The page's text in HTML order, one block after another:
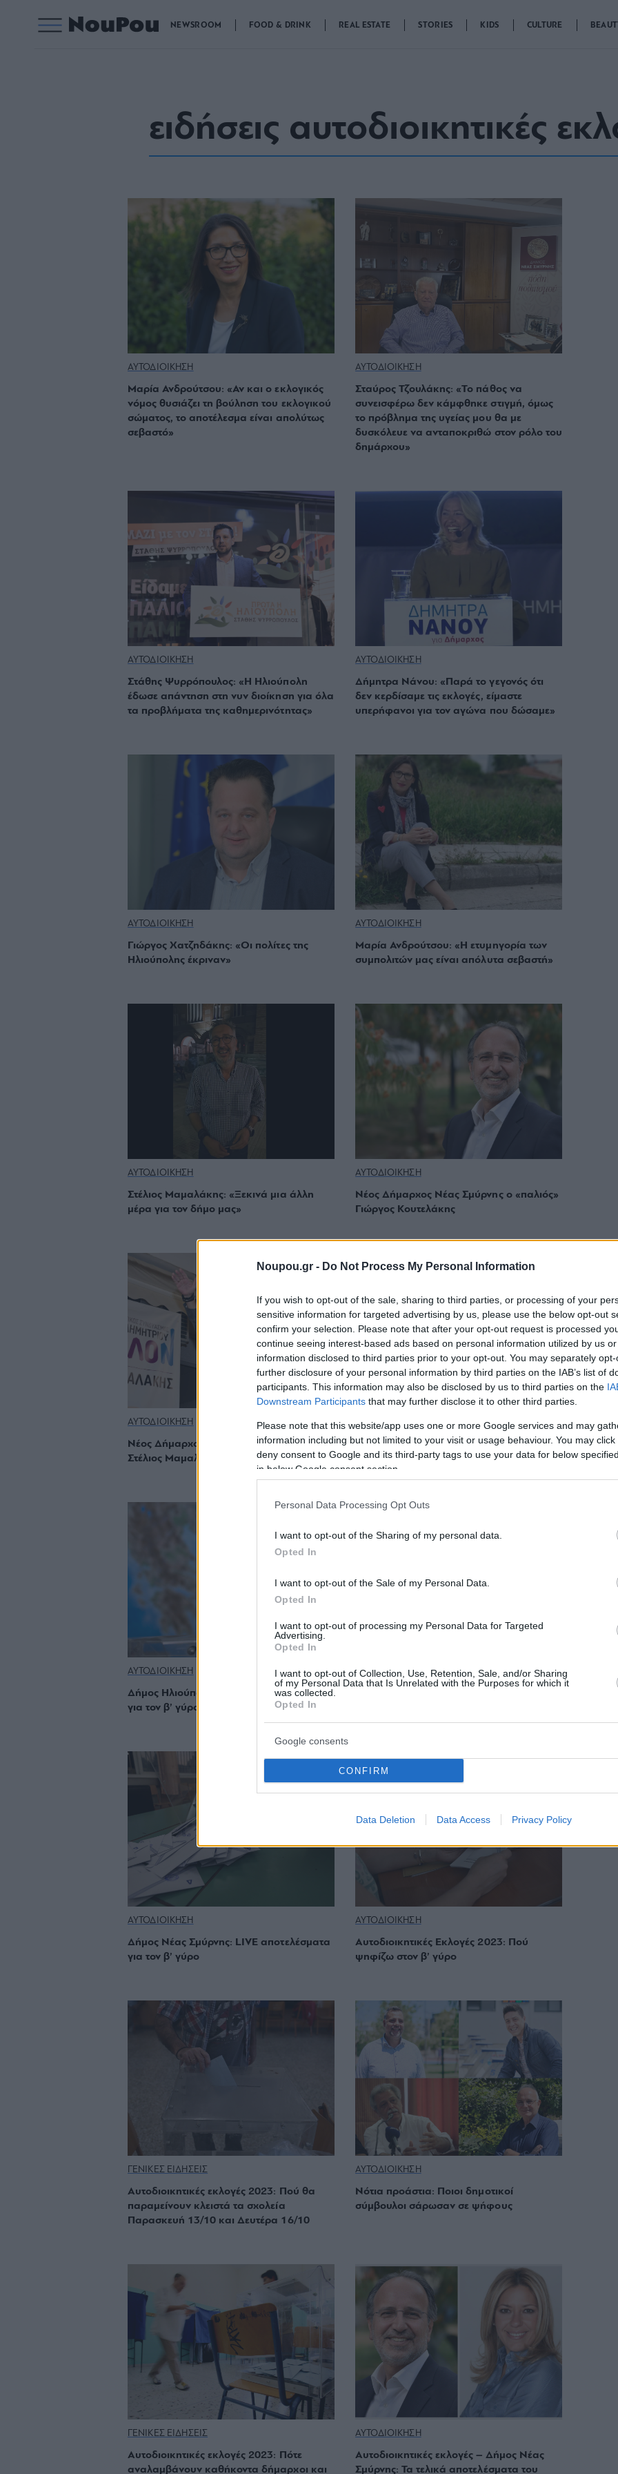
Noupou.gr - Do Not Process My Personal Information
If you wish to opt-out of the sale, sharing to third parties, or processing of your
sensitive information for targeted advertising by us, please use the below opt-out
confirm your selection. Please note that after your opt-out request is processed
continue seeing interest-based ads based on personal information utilized by us
information disclosed to third parties prior to your opt-out. You may separately
further disclosure of your personal information by third parties on the IAB’s list of
participants. This information may also be disclosed by us to third parties on the
Downstream Participants that may further disclose it to other third parties.
Please note that this website/app uses one or more Google services and may
information including but not limited to your visit or usage behaviour. You may
deny consent to Google and its third-party tags to use your data for below
in below Google consent section.
Personal Data Processing Opt Outs
I want to opt-out of the Sharing of my personal data.
Opted In
I want to opt-out of the Sale of my Personal Data.
Opted In
I want to opt-out of processing my Personal Data for Targeted
Advertising.
Opted In
I want to opt-out of Collection, Use, Retention, Sale, and/or Sharing
of my Personal Data that Is Unrelated with the Purposes for which it
was collected.
Opted In
Google consents
CONFIRM
Data Deletion Data Access Privacy Policy
NEWSROOM FOOD & DRINK REAL ESTATE STORIES KIDS CULTURE
ειδήσεις αυτοδιοικητικές
ΑΥΤΟΔΙΟΙΚΗΣΗ
Μαρία Ανδρούτσου: «Αν και ο εκλογικός
νόμος θυσιάζει τη βούληση του εκλογικού
σώματος, το αποτέλεσμα είναι απολύτως
σεβαστό»
ΑΥΤΟΔΙΟΙΚΗΣΗ
Σταύρος Τζουλάκης: «Το πάθος να
συνεισφέρω δεν κάμφθηκε στιγμή, όμως
το πρόβλημα της υγείας μου θα με
δυσκόλευε να ανταποκριθώ στον ρόλο του
δημάρχου»
ΑΥΤΟΔΙΟΙΚΗΣΗ
Στάθης Ψυρρόπουλος: «Η Ηλιούπολη
έδωσε απάντηση στη νυν διοίκηση για όλα
τα προβλήματα της καθημερινότητας»
ΑΥΤΟΔΙΟΙΚΗΣΗ
Δήμητρα Νάνου: «Παρά το γεγονός ότι
δεν κερδίσαμε τις εκλογές, είμαστε
υπερήφανοι για τον αγώνα που δώσαμε»
ΑΥΤΟΔΙΟΙΚΗΣΗ
Γιώργος Χατζηδάκης: «Οι πολίτες της
Ηλιούπολης έκριναν»
ΑΥΤΟΔΙΟΙΚΗΣΗ
Μαρία Ανδρούτσου: «Η ετυμηγορία των
συμπολιτών μας είναι απόλυτα σεβαστή»
ΑΥΤΟΔΙΟΙΚΗΣΗ
Στέλιος Μαμαλάκης: «Ξεκινά μια άλλη
μέρα για τον δήμο μας»
ΑΥΤΟΔΙΟΙΚΗΣΗ
Νέος Δήμαρχος Νέας Σμύρνης ο «παλιός»
Γιώργος Κουτελάκης
ΑΥΤΟΔΙΟΙΚΗΣΗ
Νέος Δήμαρχος Αγίου Δημητρίου ο
Στέλιος Μαμαλάκης
ΑΥΤΟΔΙΟΙΚΗΣΗ
Νέος Δήμαρχος Ηλιούπολης ο Στάθης
Ψυρρόπουλος
ΑΥΤΟΔΙΟΙΚΗΣΗ
Δήμος Ηλιούπολης: LIVE αποτελέσματα
για τον β’ γύρο
ΑΥΤΟΔΙΟΙΚΗΣΗ
ΑΥΤΟΔΙΟΙΚΗΣΗ
Δήμος Νέας Σμύρνης: LIVE αποτελέσματα
για τον β’ γύρο
ΑΥΤΟΔΙΟΙΚΗΣΗ
Αυτοδιοικητικές Εκλογές 2023: Πού
ψηφίζω στον β’ γύρο
ΓΕΝΙΚΕΣ ΕΙΔΗΣΕΙΣ
Αυτοδιοικητικές εκλογές 2023: Πού θα
παραμείνουν κλειστά τα σχολεία
Παρασκευή 13/10 και Δευτέρα 16/10
ΑΥΤΟΔΙΟΙΚΗΣΗ
Νότια προάστια: Ποιοι δημοτικοί
σύμβουλοι σάρωσαν σε ψήφους
ΓΕΝΙΚΕΣ ΕΙΔΗΣΕΙΣ
Αυτοδιοικητικές εκλογές 2023: Πότε
αναλαμβάνουν καθήκοντα δήμαρχοι και
ΑΥΤΟΔΙΟΙΚΗΣΗ
Αυτοδιοικητικές εκλογές – Δήμος Νέας
Σμύρνης: Τα τελικά αποτελέσματα του